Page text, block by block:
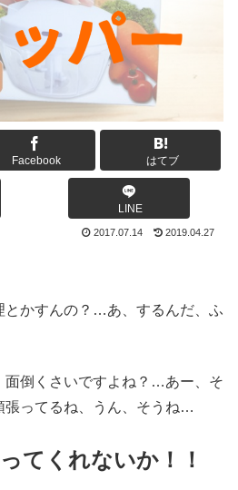
Facebook はてブ
LINE
2017.07.14 2019.04.27
とかすんの？…あ、するんだ、ふ
面倒くさいですよね？…あー、そ
張ってるね、うん、そうね…
てくれないか！！